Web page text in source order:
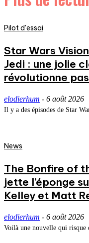
Pilot d'essai
Star Wars
Jedi : une jolie
révolutionne
elodierhum - 6 août 2026
Il y a des épisodes de Star
News
The Bonfire of
jette l’éponge
Kelley et Matt
elodierhum - 6 août 2026
Voilà une nouvelle qui risque